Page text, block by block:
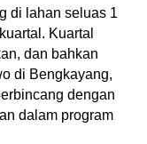
di lahan seluas 1
Kuartal
dan bahkan
di Bengkayang,
dengan
dalam program